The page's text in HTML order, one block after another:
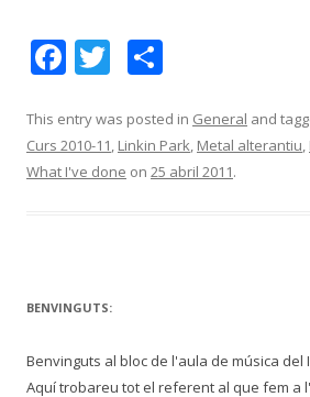
F
e
b
T
itt
er
m
p
This entry was posted in General and
Curs 2010-11, Linkin Park, Metal alterantiu,
What I've done on 25 abril 2011.
BENVINGUTS:
Benvinguts al bloc de l'aula de música del
Aquí trobareu tot el referent al que fem a